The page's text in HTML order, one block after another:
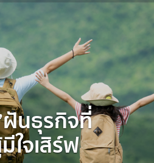
ฝันธุรกิจที่
ใจเสิร์ฟ